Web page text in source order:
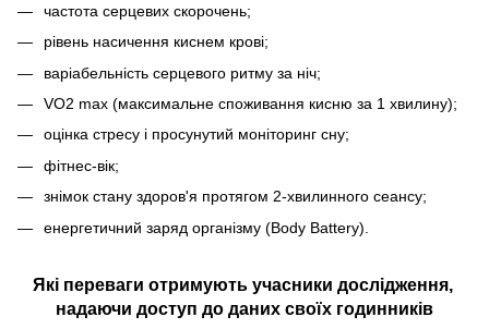
частота серцевих скорочень;
рівень насичення киснем крові;
варіабельність серцевого ритму за ніч;
VO2 max (максимальне споживання кисню за 1 хвилину);
оцінка стресу і просунутий моніторинг сну;
фітнес-вік;
знімок стану здоров'я протягом 2-хвилинного сеансу;
енергетичний заряд організму (Body Battery).
Які переваги отримують учасники дослідження,
надаючи доступ до даних своїх годинників